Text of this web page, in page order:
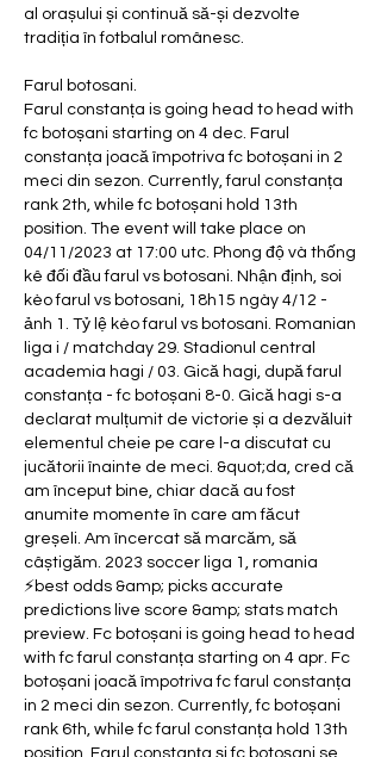
al orașului și continuă să-și dezvolte
tradiția în fotbalul românesc.
Farul botosani.
Farul constanța is going head to head with
fc botoșani starting on 4 dec. Farul
constanța joacă împotriva fc botoșani in 2
meci din sezon. Currently, farul constanța
rank 2th, while fc botoșani hold 13th
position. The event will take place on
04/11/2023 at 17:00 utc. Phong độ và thống
kê đối đầu farul vs botosani. Nhận định, soi
kèo farul vs botosani, 18h15 ngày 4/12 -
ảnh 1. Tỷ lệ kèo farul vs botosani. Romanian
liga i / matchday 29. Stadionul central
academia hagi / 03. Gică hagi, după farul
constanța - fc botoșani 8-0. Gică hagi s-a
declarat mulțumit de victorie și a dezvăluit
elementul cheie pe care l-a discutat cu
jucătorii înainte de meci. &quot;da, cred că
am început bine, chiar dacă au fost
anumite momente în care am făcut
greșeli. Am încercat să marcăm, să
câștigăm. 2023 soccer liga 1, romania
⚡best odds &amp; picks accurate
predictions ️live score &amp; stats match
preview. Fc botoșani is going head to head
with fc farul constanța starting on 4 apr. Fc
botoșani joacă împotriva fc farul constanța
in 2 meci din sezon. Currently, fc botoșani
rank 6th, while fc farul constanța hold 13th
position. Farul constanța și fc botoșani se